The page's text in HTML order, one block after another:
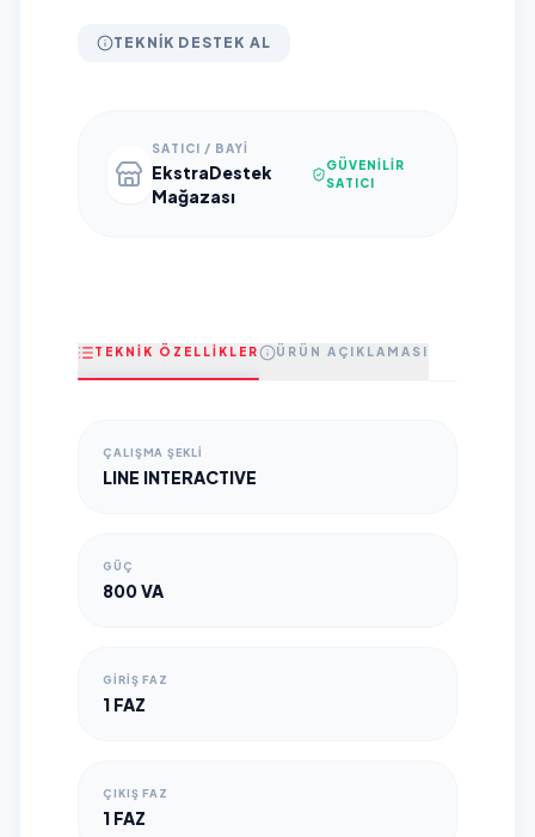
TEKNIK DESTEK AL
SATICI / BAYI
EkstraDestek
Mağazası
GÜVENILIR
SATICI
TEKNİK ÖZELLİKLER ÜRÜN AÇIKLAMASI
ÇALIŞMA ŞEKLI
LINE INTERACTIVE
GÜÇ
800 VA
GIRIŞ FAZ
1 FAZ
ÇIKIŞ FAZ
1 FAZ